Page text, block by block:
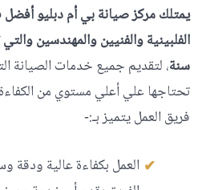
يمتلك مركز صيانة بي أم دبليو أفضل
سنة، لتقديم جميع خدمات الصيانة
تحتاجها علي أعلي مستوي من
فريق العمل يتميز بـ:-
العمل بكفاءة عالية ودقة